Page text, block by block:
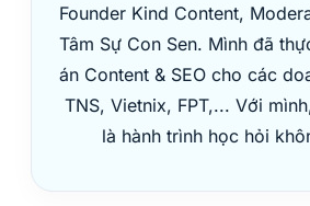
Founder Kind Content,
Tâm Sự Con Sen. Mình đã
án Content & SEO cho các
TNS, Vietnix, FPT,... Với
là hành trình học hỏi